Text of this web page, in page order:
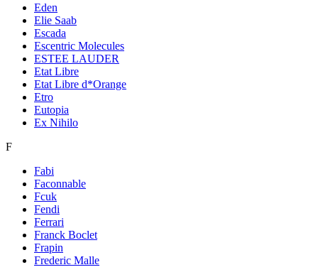
Eden
Elie Saab
Escada
Escentric Molecules
ESTEE LAUDER
Etat Libre
Etat Libre d*Orange
Etro
Eutopia
Ex Nihilo
F
Fabi
Faconnable
Fcuk
Fendi
Ferrari
Franck Boclet
Frapin
Frederic Malle